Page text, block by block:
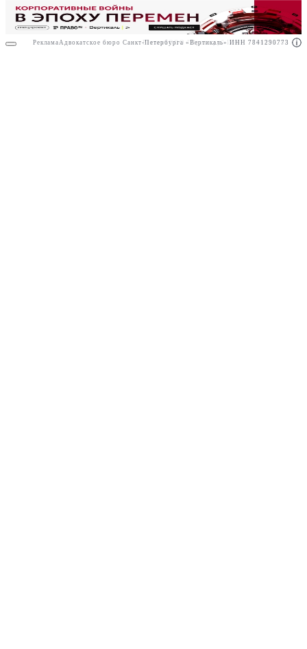
РекламаООО "Право.ру" ИНН: 7704835288
Реклама Адвокатское бюро Санкт-Петербурга «Вертикаль» ИНН 7841290773